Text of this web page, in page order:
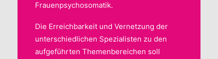
Frauenpsychosomatik.
Die Erreichbarkeit und Vernetzung der
unterschiedlichen Spezialisten zu den
aufgeführten Themenbereichen soll